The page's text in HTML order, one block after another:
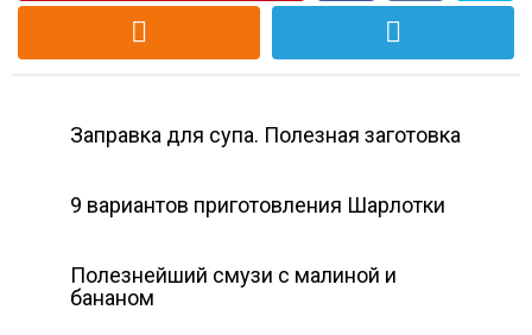
Заправка для супа. Полезная заготовка
9 вариантов приготовления Шарлотки
Полезнейший смузи с малиной и
бананом